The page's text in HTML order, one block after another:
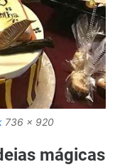
736 x 920
mágicas